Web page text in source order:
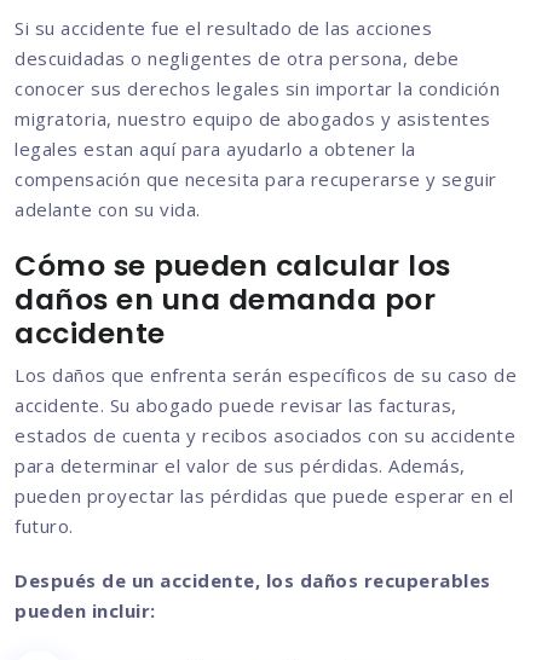
Si su accidente fue el resultado de las acciones
descuidadas o negligentes de otra persona, debe
conocer sus derechos legales sin importar la condición
migratoria, nuestro equipo de abogados y asistentes
legales estan aquí para ayudarlo a obtener la
compensación que necesita para recuperarse y seguir
adelante con su vida.
Cómo se pueden calcular los
daños en una demanda por
accidente
Los daños que enfrenta serán específicos de su caso de
accidente. Su abogado puede revisar las facturas,
estados de cuenta y recibos asociados con su accidente
para determinar el valor de sus pérdidas. Además,
pueden proyectar las pérdidas que puede esperar en el
futuro.
Después de un accidente, los daños recuperables
pueden incluir: